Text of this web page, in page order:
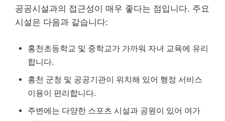
공공시설과의 접근성이 매우 좋다는 점입니다. 주요
시설은 다음과 같습니다:
홍천초등학교 및 중학교가 가까워 자녀 교육에 유리
합니다.
홍천 군청 및 공공기관이 위치해 있어 행정 서비스
이용이 편리합니다.
주변에는 다양한 스포츠 시설과 공원이 있어 여가